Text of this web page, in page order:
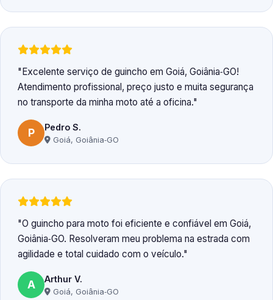
Excelente serviço de guincho em Goiá, Goiânia‑GO!
Atendimento profissional, preço justo e muita segurança
no transporte da minha moto até a oficina.
P Pedro S.
Goiá, Goiânia‑GO
O guincho para moto foi eficiente e confiável em Goiá,
Goiânia‑GO. Resolveram meu problema na estrada com
agilidade e total cuidado com o veículo.
A Arthur V.
Goiá, Goiânia‑GO